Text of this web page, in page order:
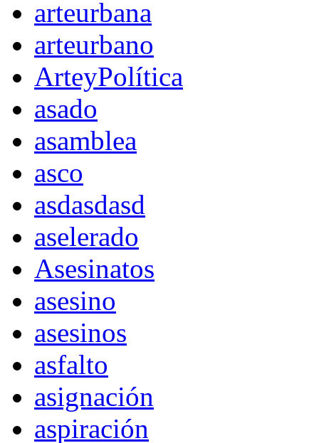
arteurbana
arteurbano
ArteyPolítica
asado
asamblea
asco
asdasdasd
aselerado
Asesinatos
asesino
asesinos
asfalto
asignación
aspiración